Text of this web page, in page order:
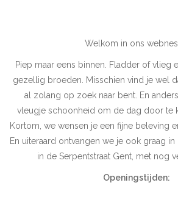
Cadeaubonnen
Blog
Welkom in ons
Piep maar eens binnen. Fladder of vlieg
gezellig broeden. Misschien vind je wel
al zolang op zoek naar bent. En
vleugje schoonheid om de dag door te
Kortom, we wensen je een fijne beleving
En uiteraard ontvangen we je ook graag
in de Serpentstraat Gent, met nog
Openingstijden: